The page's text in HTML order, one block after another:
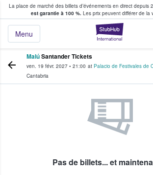
La place de marché des billets d’événements en direct depuis
est garantie à 100 %. Les prix peuvent différer de la
Menu
fans achètent et vendent
MalúSantander Tickets
ven. 19 févr. 2027 • 21:00 at Palacio de Festivales de
Cantabria
Pas de billets... et